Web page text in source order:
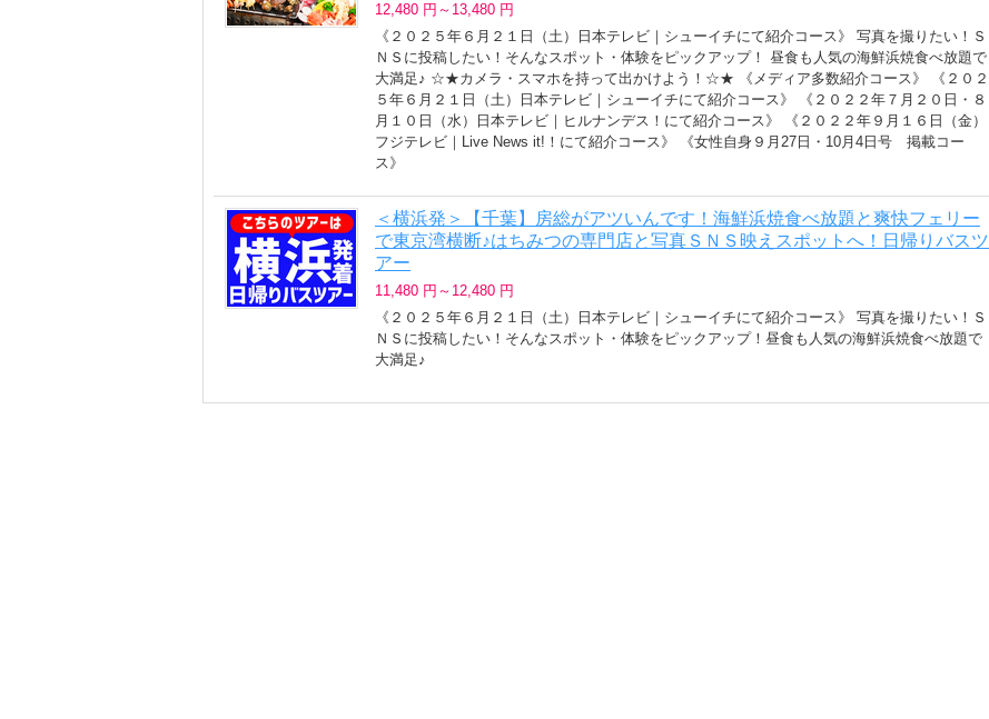
12,480 円～13,480 円
《２０２５年６月２１日（土）日本テレビ｜シューイチにて紹介コース》 写真を撮りたい！Ｓ
ＮＳに投稿したい！そんなスポット・体験をピックアップ！ 昼食も人気の海鮮浜焼食べ放題で
大満足♪ ☆★カメラ・スマホを持って出かけよう！☆★ 《メディア多数紹介コース》 《２０２
５年６月２１日（土）日本テレビ｜シューイチにて紹介コース》 《２０２２年７月２０日・８
月１０日（水）日本テレビ｜ヒルナンデス！にて紹介コース》 《２０２２年９月１６日（金）
フジテレビ｜Live News it!！にて紹介コース》 《女性自身９月27日・10月4日号 掲載コー
ス》
＜横浜発＞【千葉】房総がアツいんです！海鮮浜焼食べ放題と爽快フェリー
で東京湾横断♪はちみつの専門店と写真ＳＮＳ映えスポットへ！日帰りバスツ
アー
11,480 円～12,480 円
《２０２５年６月２１日（土）日本テレビ｜シューイチにて紹介コース》 写真を撮りたい！Ｓ
ＮＳに投稿したい！そんなスポット・体験をピックアップ！昼食も人気の海鮮浜焼食べ放題で
大満足♪